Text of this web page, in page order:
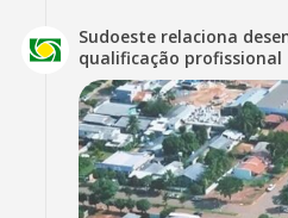
Sudoeste relaciona
qualificação profissional